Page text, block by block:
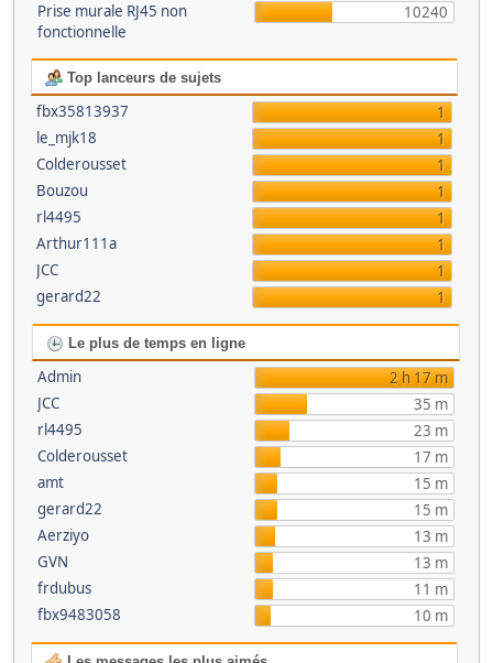
Prise murale RJ45 non
fonctionnelle
10240
Top lanceurs de sujets
fbx35813937
1
le_mjk18
1
Colderousset
1
Bouzou
1
rl4495
1
Arthur111a
1
JCC
1
gerard22
1
Le plus de temps en ligne
Admin
2 h 17 m
JCC
35 m
rl4495
23 m
Colderousset
17 m
amt
15 m
gerard22
15 m
Aerziyo
13 m
GVN
13 m
frdubus
11 m
fbx9483058
10 m